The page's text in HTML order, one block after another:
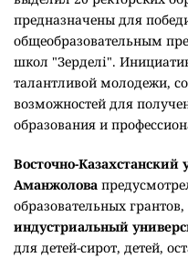
предназначены для
общеобразовательным
школ "Зерделі".
талантливой молодежи,
возможностей для
образования и
Восточно-
Аманжолова
образовательных грантов,
индустриальный
для детей-сирот, детей,